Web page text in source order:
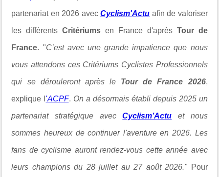
partenariat en 2026 avecCyclism'Actu afin de valoriser
les différentsCritériums en France d'aprèsTour de
France. "C’est avec une grande impatience que nous
vous attendons ces Critériums Cyclistes Professionnels
qui se dérouleront après le Tour de France 2026,
explique l 'ACPF. On a désormais établi depuis 2025 un
partenariat stratégique avecCyclism’Actu et nous
sommes heureux de continuer l'aventure en 2026. Les
fans de cyclisme auront rendez-vous cette année avec
leurs champions du 28 juillet au 27 août 2026." Pour